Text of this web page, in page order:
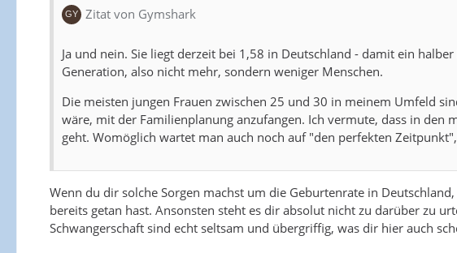
Zitat von Gymshark
Ja und nein. Sie liegt derzeit bei 1,58 in Deutschland - damit ein
Generation, also nicht mehr, sondern weniger Menschen.
Die meisten jungen Frauen zwischen 25 und 30 in meinem Umfeld
wäre, mit der Familienplanung anzufangen. Ich vermute, dass in den
geht. Womöglich wartet man auch noch auf "den perfekten
Wenn du dir solche Sorgen machst um die Geburtenrate in
bereits getan hast. Ansonsten steht es dir absolut nicht zu darüber zu
Schwangerschaft sind echt seltsam und übergriffig, was dir hier auch